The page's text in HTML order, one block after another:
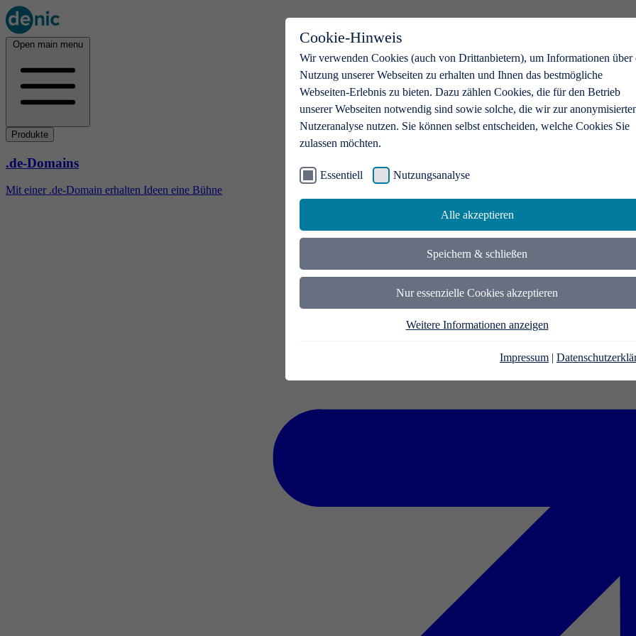
Cookie-Hinweis
Wir verwenden Cookies (auch von Drittanbietern), um Informationen über
Nutzung unserer Webseiten zu erhalten und Ihnen das bestmögliche
Webseiten-Erlebnis zu bieten. Dazu zählen Cookies, die für den Betrieb
unserer Webseiten notwendig sind sowie solche, die wir zur
Nutzeranalyse nutzen. Sie können selbst entscheiden, welche Cookies Sie
zulassen möchten.
Essentiell Nutzungsanalyse
Alle akzeptieren
Speichern & schließen
Nur essenzielle Cookies akzeptieren
Weitere Informationen anzeigen
Impressum |
Open main menu
Produkte
.de-Domains
Mit einer .de-Domain erhalten Ideen eine Bühne